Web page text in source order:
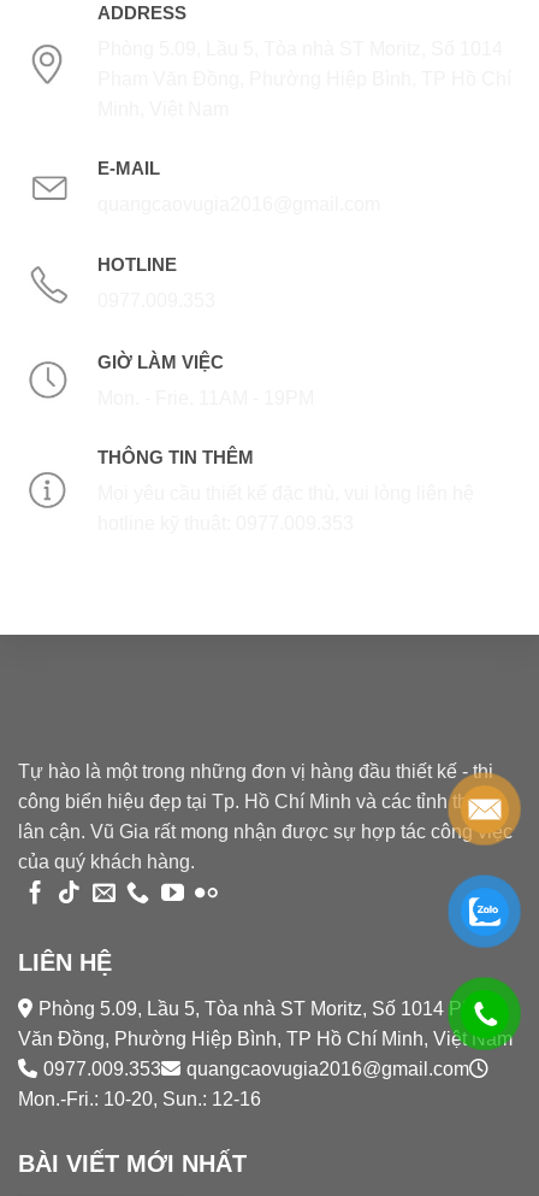
ADDRESS
E-MAIL
HOTLINE
GIỜ LÀM VIỆC
THÔNG TIN THÊM
Tự hào là một trong những đơn vị hàng đầu thiết kế - thi
công biển hiệu đẹp tại Tp. Hồ Chí Minh và các tỉnh thành
lân cận. Vũ Gia rất mong nhận được sự hợp tác công việc
của quý khách hàng.
LIÊN HỆ
Phòng 5.09, Lầu 5, Tòa nhà ST Moritz, Số 1014 Phạm
Văn Đồng, Phường Hiệp Bình, TP Hồ Chí Minh, Việt Nam
0977.009.353
quangcaovugia2016@gmail.com
Mon.-Fri.: 10-20, Sun.: 12-16
BÀI VIẾT MỚI NHẤT